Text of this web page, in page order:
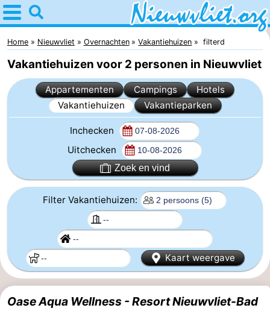
Home
Nieuwvliet
Tips
Voor
Appartementen
Campings
Hotels
Vakantiehuizen
-
Bad
-
Home Nieuwvliet Overnachten Vakantiehuizen filterd
Vakantiehuizen voor 2 personen in Nieuwvliet
Appartementen Campings
Hotels
Vakantiehuizen
Vakantieparken
Inchecken
Uitchecken
Zoek en vind
Filter Vakantiehuizen:
Kaart weergave
Oase Aqua Wellness - Resort Nieuwvliet-Bad